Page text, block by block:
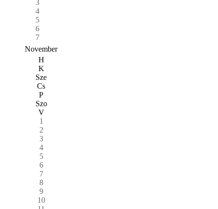
3
4
5
6
7
November
H
K
Sze
Cs
P
Szo
V
1
2
3
4
5
6
7
8
9
10